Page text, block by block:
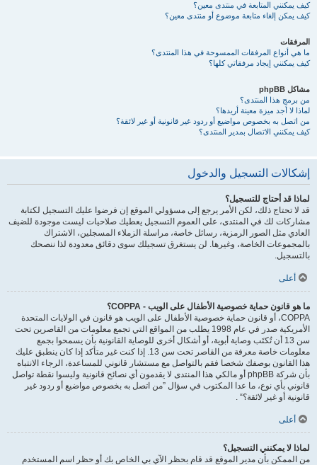
كيف يمكنني المتابعة في منتدى معين؟
كيف يمكن إلغاء متابعة موضوع أو منتدى معين؟
المرفقات
ما هي أنواع المرفقات الممسوحة في هذا المنتدى؟
كيف يمكنني إيجاد مرفقاتي كلها؟
مشاكل phpBB
من برمج هذا المنتدى؟
لماذا لا أجد ميزة معينة أريدها؟
من اتصل به بخصوص مواضيع أو ردود غير قانونية أو غير لائقة؟
كيف يمكنني الاتصال بمدير المنتدى؟
إشكالات التسجيل والدخول
لماذا قد أحتاج للتسجيل؟
قد لا تحتاج ذلك، لكن الأمر يرجع إلى مسؤولي الموقع إن فرضوا عليك التسجيل لكتابة
مشاركات لك في المنتدى، على العموم التسجيل يعطيك صلاحيات ليست موجودة للضيف
العادي مثل الصور الرمزية، رسائل خاصة، مراسلة الزملاء المسجلين، الاشتراك
بالمجموعات الخاصة، وغيرها. لن يستغرق تسجيلك سوى دقائق معدودة لذا ننصحك
بالتسجيل.
أعلى
ما هو قانون حماية خصوصية الأطفال على الويب - COPPA؟
COPPA، أو قانون حماية خصوصية الأطفال على الويب هو قانون في الولايات المتحدة
الأمريكية صدر في عام 1998 يطلب من المواقع التي تجمع معلومات من القاصرين تحت
سن 13 أن تُكتَب وصاية أبوية، أو أشكال أخرى للوصاية القانونية بأن يسمحوا بجمع
معلومات خاصة معرفة من القاصر تحت سن 13. إذا كنت غير متأكد إذا كان ينطبق عليك
هذا القانون بوصفك شخصا فقم بالتواصل مع مستشار قانوني للمساعدة، الرجاء الانتباه
بأن شركة phpBB أو مالكي هذا المنتدى لا يقدمون أي نصائح قانونية وليسوا نقطة تواصل
قانوني بأي نوع، ما عدا المكتوب في سؤال ”من اتصل به بخصوص مواضيع أو ردود غير
قانونية أو غير لائقة؟“ .
أعلى
لماذا لا يمكنني التسجيل؟
من الممكن بأن مدير الموقع قد قام بحظر الآي بي الخاص بك أو حظر اسم المستخدم